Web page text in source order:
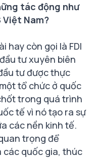
tác động như
Nam?
hay còn gọi là FDI
tư xuyên biên
tư được thực
tổ chức ở quốc
trong quá trình
tế vì nó tạo ra sự
các nền kinh tế.
trọng để
các quốc gia, thúc